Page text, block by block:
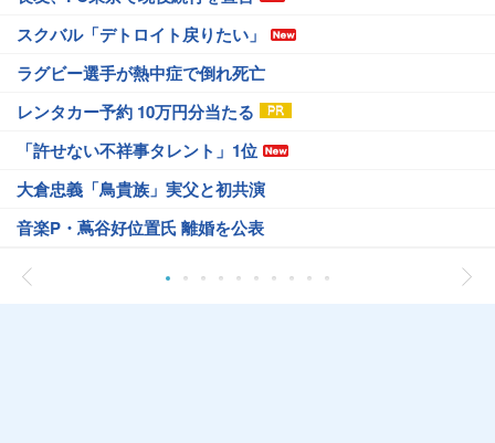
スクバル「デトロイト戻りたい」
ラグビー選手が熱中症で倒れ死亡
レンタカー予約 10万円分当たる
「許せない不祥事タレント」1位
大倉忠義「鳥貴族」実父と初共演
音楽P・蔦谷好位置氏 離婚を公表